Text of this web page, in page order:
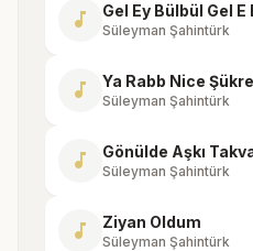
music_note Gel Ey Bülbül Gel
Süleyman Şahintürk
music_note Ya Rabb Nice
Süleyman Şahintürk
music_note Gönülde Aşkı
Süleyman Şahintürk
music_note Ziyan Oldum
Süleyman Şahintürk